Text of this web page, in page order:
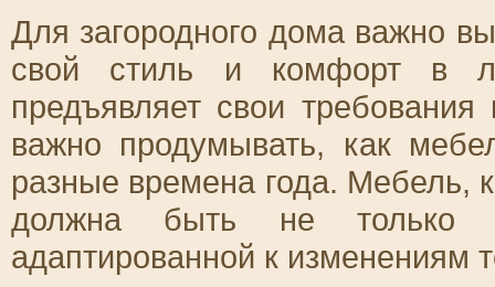
Для загородного дома важно
свой стиль и комфорт в
предъявляет свои
важно продумывать, как
разные времена года. Мебель,
должна быть не только
адаптированной к изменениям